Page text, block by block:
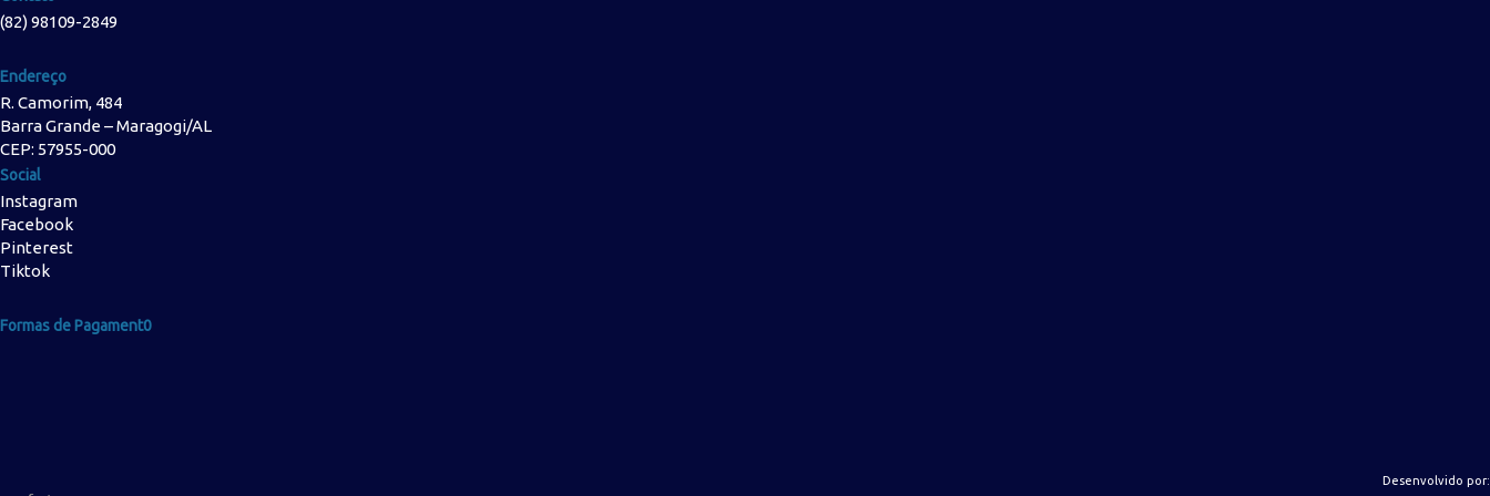
(82) 98109-2849
Endereço
R. Camorim, 484
Barra Grande – Maragogi/AL
CEP: 57955-000
Social
Instagram
Facebook
Pinterest
Tiktok
Formas de Pagament0
Desenvolvido por: